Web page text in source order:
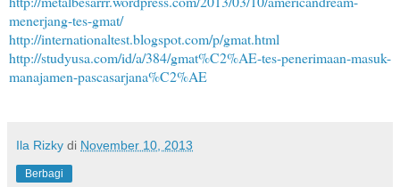
menerjang-tes-gmat/
http://internationaltest.blogspot.com/p/gmat.html
http://studyusa.com/id/a/384/gmat%C2%AE-tes-penerimaan-masuk-
manajamen-pascasarjana%C2%AE
Ila Rizky di November 10, 2013
Berbagi